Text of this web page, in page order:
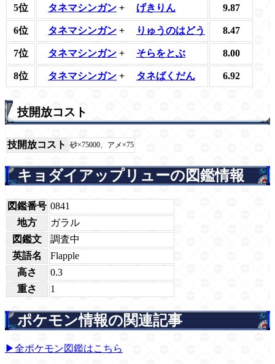
5位 タネマシンガン + げきりん 9.87
6位 タネマシンガン + りゅうのはどう 8.47
7位 タネマシンガン + そらをとぶ 8.00
8位 タネマシンガン + タネばくだん 6.92
技開放コスト
技開放コスト 砂×75000、アメ×75
キョダイアップリューの図鑑情報
図鑑番号 0841
地方
ガラル
図鑑文
調査中
英語名
Flapple
高さ
0.3
重さ
1
ポケモン情報の関連記事
▶全ポケモン図鑑はこちら